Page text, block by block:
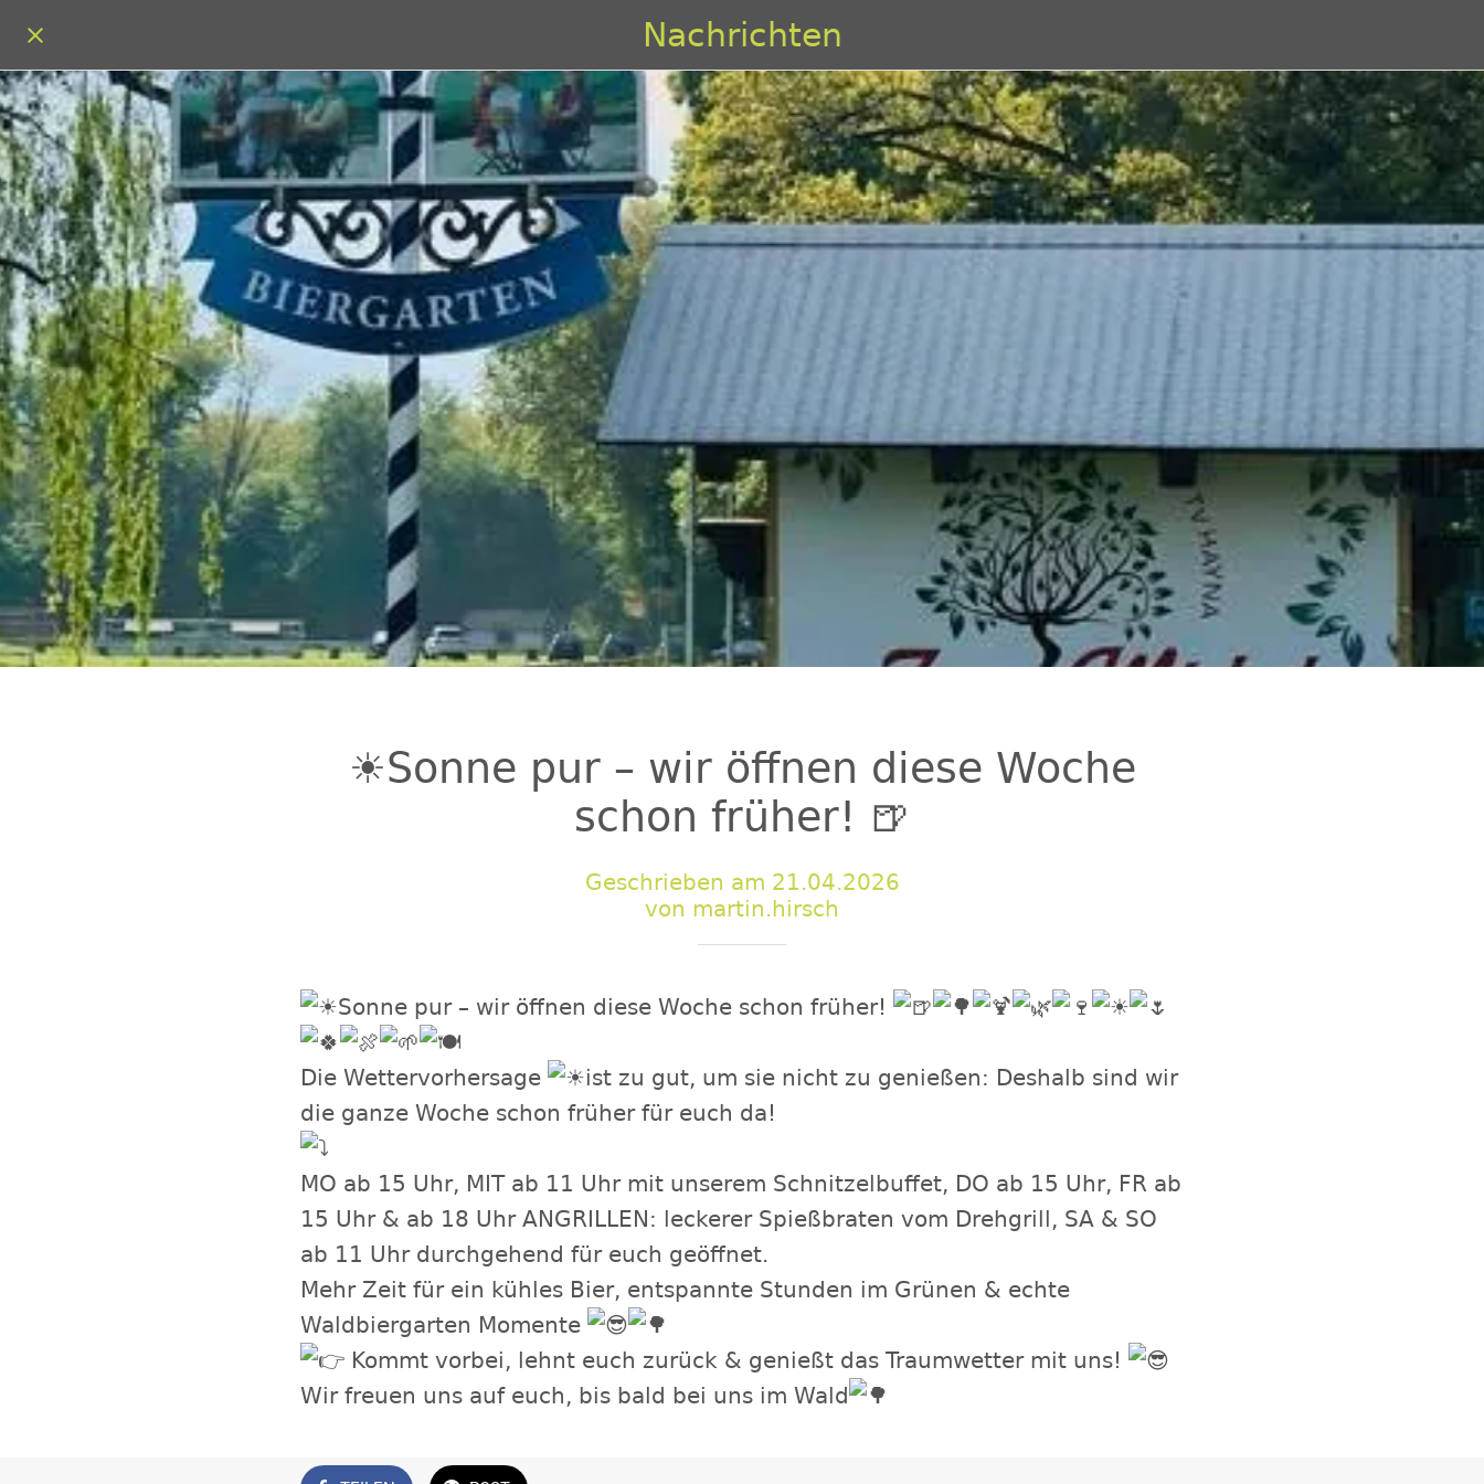
Nachrichten
☀️Sonne pur – wir öffnen diese Woche
schon früher! 🍺
Geschrieben am 21.04.2026
von martin.hirsch
Sonne pur – wir öffnen diese Woche schon früher!
Die Wettervorhersage
ist zu gut, um sie nicht zu genießen: Deshalb sind wir
die ganze Woche schon früher für euch da!
MO ab 15 Uhr, MIT ab 11 Uhr mit unserem Schnitzelbuffet, DO ab 15 Uhr, FR ab
15 Uhr & ab 18 Uhr ANGRILLEN: leckerer Spießbraten vom Drehgrill, SA & SO
ab 11 Uhr durchgehend für euch geöffnet.
Mehr Zeit für ein kühles Bier, entspannte Stunden im Grünen & echte
Waldbiergarten Momente
Kommt vorbei, lehnt euch zurück & genießt das Traumwetter mit uns!
Wir freuen uns auf euch, bis bald bei uns im Wald